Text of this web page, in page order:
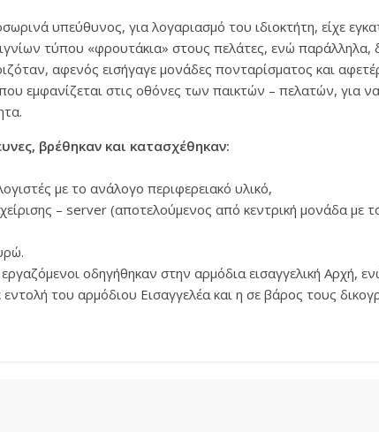
υπεύθυνος, για λογαριασμό του ιδιοκτήτη, είχε
τύπου «φρουτάκια» στους πελάτες, ενώ παράλληλα,
αφενός εισήγαγε μονάδες πονταρίσματος και
εμφανίζεται στις οθόνες των παικτών – πελατών, για
βρέθηκαν και κατασχέθηκαν:
με το ανάλογο περιφερειακό υλικό,
– server (αποτελούμενος από κεντρική μονάδα με
οδηγήθηκαν στην αρμόδια εισαγγελική Αρχή,
του αρμόδιου Εισαγγελέα και η σε βάρος τους